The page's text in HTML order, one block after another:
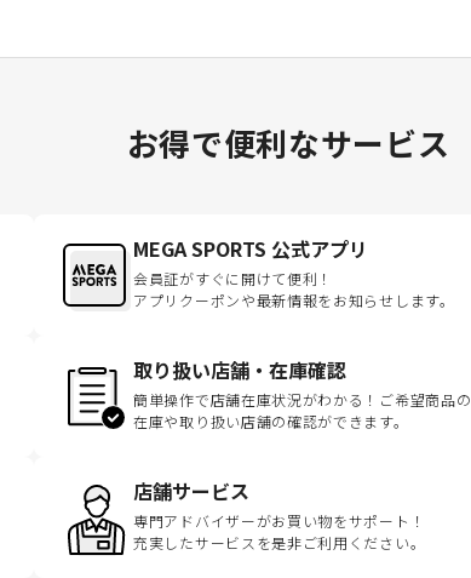
お得で便利なサービス
MEGA SPORTS 公式アプリ
会員証がすぐに開けて便利！
アプリクーポンや最新情報をお知らせします。
取り扱い店舗・在庫確認
簡単操作で店舗在庫状況がわかる！ご希望商品の
在庫や取り扱い店舗の確認ができます。
店舗サービス
専門アドバイザーがお買い物をサポート！
充実したサービスを是非ご利用ください。